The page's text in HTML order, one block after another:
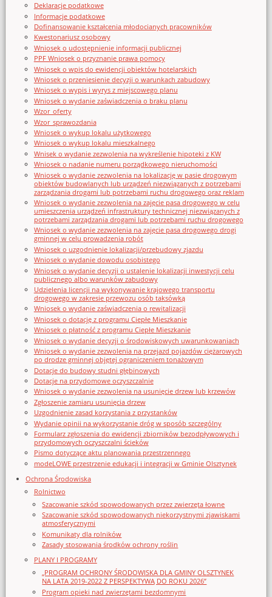
Deklaracje podatkowe
Informacje podatkowe
Dofinansowanie kształcenia młodocianych pracowników
Kwestonariusz osobowy
Wniosek o udostępnienie informacji publicznej
PPF Wniosek o przyznanie prawa pomocy
Wniosek o wpis do ewidencji obiektów hotelarskich
Wniosek o przeniesienie decyzji o warunkach zabudowy
Wniosek o wypis i wyrys z miejscowego planu
Wniosek o wydanie zaświadczenia o braku planu
Wzor_oferty
Wzor_sprawozdania
Wniosek o wykup lokalu użytkowego
Wniosek o wykup lokalu mieszkalnego
Wnisek o wydanie zezwolenia na wykreślenie hipoteki z KW
Wniosek o nadanie numeru porządkowego nieruchomości
Wniosek o wydanie zezwolenia na lokalizację w pasie drogowym
obiektów budowlanych lub urządzeń niezwiązanych z potrzebami
zarządzania drogami lub potrzebami ruchu drogowego oraz reklam
Wniosek o wydanie zezwolenia na zajęcie pasa drogowego w celu
umieszczenia urządzeń infrastruktury technicznej niezwiązanych z
potrzebami zarządzania drogami lub potrzebami ruchu drogowego
Wniosek o wydanie zezwolenia na zajęcie pasa drogowego drogi
gminnej w celu prowadzenia robót
Wniosek o uzgodnienie lokalizacji/przebudowy zjazdu
Wniosek o wydanie dowodu osobistego
Wniosek o wydanie decyzji o ustalenie lokalizacji inwestycji celu
publicznego albo warunków zabudowy
Udzielenia licencji na wykonywanie krajowego transportu
drogowego w zakresie przewozu osób taksówką
Wniosek o wydanie zaświadczenia o rewitalizacji
Wniosek o dotację z programu Ciepłe Mieszkanie
Wniosek o płatność z programu Ciepłe Mieszkanie
Wniosek o wydanie decyzji o środowiskowych uwarunkowaniach
Wniosek o wydanie zezwolenia na przejazd pojazdów ciężarowych
po drodze gminnej objętej ograniczeniem tonażowym
Dotacje do budowy studni głębinowych
Dotacje na przydomowe oczyszczalnie
Wniosek o wydanie zezwolenia na usunięcie drzew lub krzewów
Zgłoszenie zamiaru usunięcia drzew
Uzgodnienie zasad korzystania z przystanków
Wydanie opinii na wykorzystanie dróg w sposób szczególny
Formularz zgłoszenia do ewidencji zbiorników bezodpływowych i
przydomowych oczyszczalni ścieków
Pismo dotyczące aktu planowania przestrzennego
modeLOWE przestrzenie edukacji i integracji w Gminie Olsztynek
Ochrona Środowiska
Rolnictwo
Szacowanie szkód spowodowanych przez zwierzęta łowne
Szacowanie szkód spowodowanych niekorzystnymi zjawiskami
atmosferycznymi
Komunikaty dla rolników
Zasady stosowania środków ochrony roślin
PLANY I PROGRAMY
„PROGRAM OCHRONY ŚRODOWISKA DLA GMINY OLSZTYNEK
NA LATA 2019-2022 Z PERSPEKTYWĄ DO ROKU 2026”
Program opieki nad zwierzętami bezdomnymi